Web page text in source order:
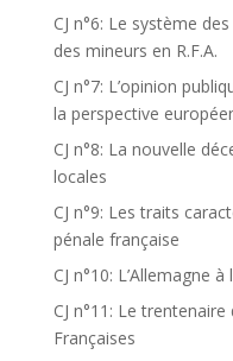
CJ n°6: Le système
des mineurs en R.F.A.
CJ n°7: L’opinion
la perspective
CJ n°8: La nouvelle
locales
CJ n°9: Les traits
pénale française
CJ n°10: L’Allemagne
CJ n°11: Le trentenaire
Françaises